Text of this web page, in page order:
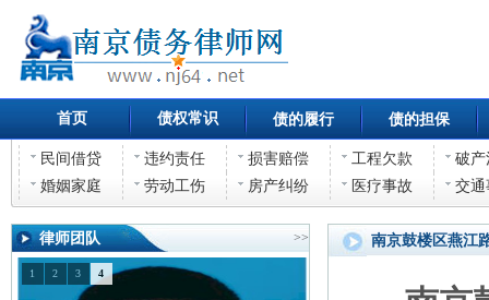
首页 债权常识 债的履行 债的担保
民间借贷 违约责任 损害赔偿 工程欠款
破产
婚姻家庭
劳动工伤 房产纠纷 医疗事故 交通
律师团队 >>
1 2 3 4
南京鼓楼区燕江